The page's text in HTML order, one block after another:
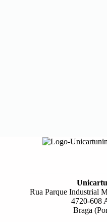
Rua Parque Industrial
4720-608
Braga